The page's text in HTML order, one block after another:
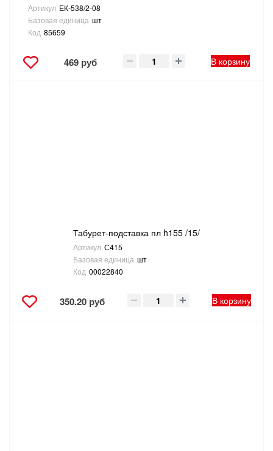
Артикул ЕК-538/2-08
Базовая единица шт
Код 85659
469 руб В корзину
Табурет-подставка пл h155 /15/
Артикул С415
Базовая единица шт
Код 00022840
350.20 руб В корзину